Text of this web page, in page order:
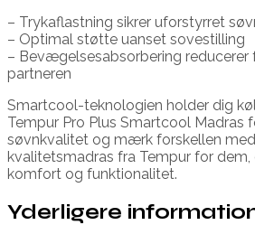
– Trykaflastning sikrer uforstyrret
– Optimal støtte uanset sovestilling
– Bevægelsesabsorbering reducerer
partneren
Smartcool-teknologien holder dig
Tempur Pro Plus Smartcool Madras
søvnkvalitet og mærk forskellen
kvalitetsmadras fra Tempur for
komfort og funktionalitet.
Yderligere